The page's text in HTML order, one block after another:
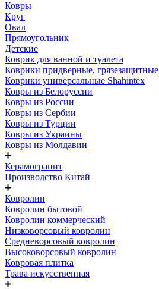
Ковры
Круг
Овал
Прямоугольник
Детские
Коврик для ванной и туалета
Коврики придверные, грязезащитные
Коврики универсальные Shahintex
Ковры из Белоруссии
Ковры из России
Ковры из Сербии
Ковры из Турции
Ковры из Украины
Ковры из Молдавии
Керамогранит
Производство Китай
Ковролин
Ковролин бытовой
Ковролин коммерческий
Низковорсовый ковролин
Средневорсовый ковролин
Высоковорсовый ковролин
Ковровая плитка
Трава искусственная